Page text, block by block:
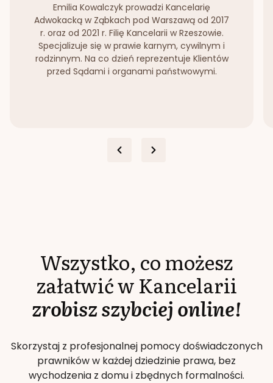
Emilia Kowalczyk prowadzi Kancelarię
Adwokacką w Ząbkach pod Warszawą od 2017
r. oraz od 2021 r. Filię Kancelarii w Rzeszowie.
Specjalizuje się w prawie karnym, cywilnym i
rodzinnym. Na co dzień reprezentuje Klientów
przed Sądami i organami państwowymi.
Wszystko, co możesz
załatwić w Kancelarii
zrobisz szybciej online!
Skorzystaj z profesjonalnej pomocy doświadczonych
prawników w każdej dziedzinie prawa, bez
wychodzenia z domu i zbędnych formalności.